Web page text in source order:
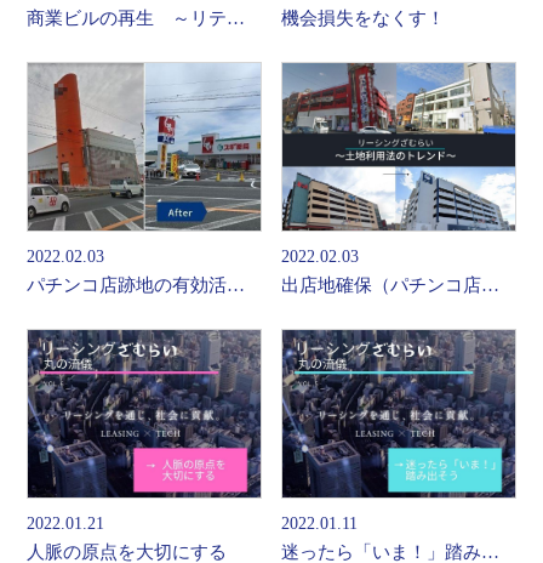
商業ビルの再生 ～リテナント再生請負ます！～ 機会損失をなくす！
2022.02.03
パチンコ店跡地の有効活用について
2022.02.03
出店地確保（パチンコ店跡地利用）の傾向について
2022.01.21
人脈の原点を大切にする
2022.01.11
迷ったら「いま！」踏み出そう